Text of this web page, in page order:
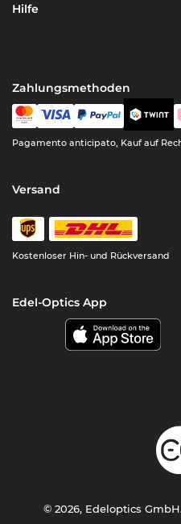
Hilfe
Zahlungsmethoden
Pagamento anticipato, Kauf auf
Versand
Kostenloser Hin- und Rückversand
Edel-Optics App
© 2026, Edeloptics